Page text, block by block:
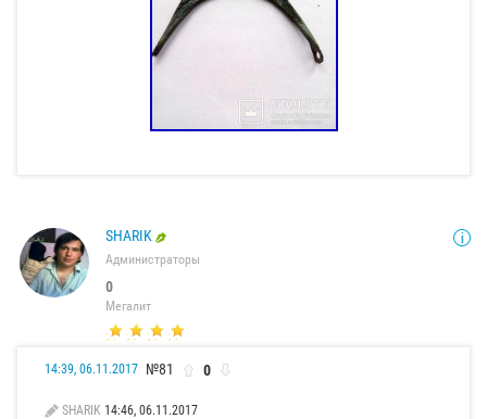
SHARIK
Администраторы
0
Мегалит
14:39, 06.11.2017 №81 0
SHARIK 14:46, 06.11.2017